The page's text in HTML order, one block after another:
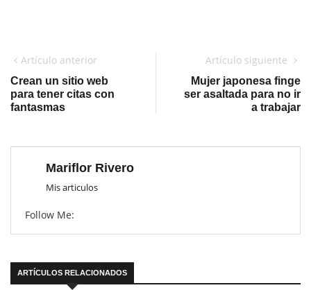
Artículo anterior
Crean un sitio web
para tener citas con
fantasmas
Artículo siguiente
Mujer japonesa finge
ser asaltada para no ir
a trabajar
Mariflor Rivero
Mis articulos
Follow Me:
ARTÍCULOS RELACIONADOS